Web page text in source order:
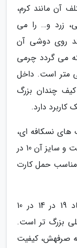
آن مانند کرم،
زرد و… را می
روی دوشی آن
می گردد چرمی
کیف 16 در 12 در 6 سانتی متر است. داخل
چندان بزرگ
دارد.
نسکافه ای،
قهوه ای، مشکی، سفید و… عرضه شده است و سایز آن 10 در
مناسب حمل کارت
کیف سوم یک کیف روی دوشی در ابعاد 19 در 14 در 10
بزرگ تر است.
صرفهش، کیفیت